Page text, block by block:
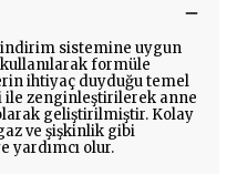
sistemine uygun
formüle
ihtiyaç duyduğu temel
zenginleştirilerek anne
geliştirilmiştir. Kolay
ve şişkinlik gibi
yardımcı olur.